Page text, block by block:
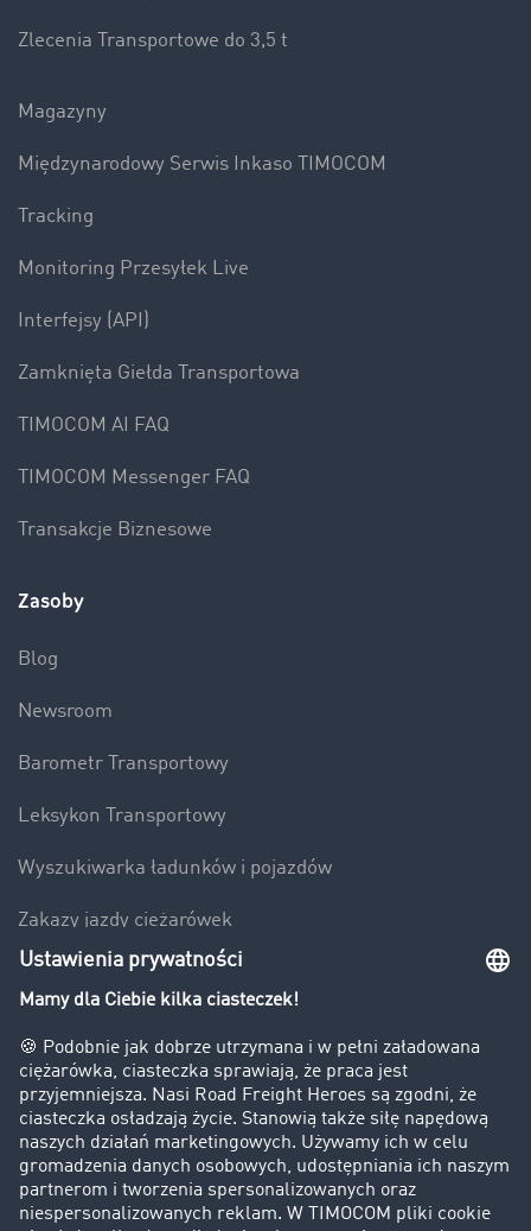
Zlecenia Transportowe do 3,5 t
Magazyny
Międzynarodowy Serwis Inkaso TIMOCOM
Tracking
Monitoring Przesyłek Live
Interfejsy (API)
Zamknięta Giełda Transportowa
TIMOCOM AI FAQ
TIMOCOM Messenger FAQ
Transakcje Biznesowe
Zasoby
Blog
Newsroom
Barometr Transportowy
Leksykon Transportowy
Wyszukiwarka ładunków i pojazdów
Zakazy jazdy ciężarówek
Bezpieczeństwo
Firma
Historie sukcesu
Klienci pozyskują nowych klientów
Informacje prawne